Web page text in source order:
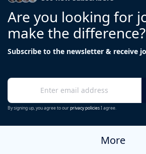
Are you looking for
make the difference?
Subscribe to the newsletter & receive
By signing up, you agree to ourprivacy policiesI agree.
More